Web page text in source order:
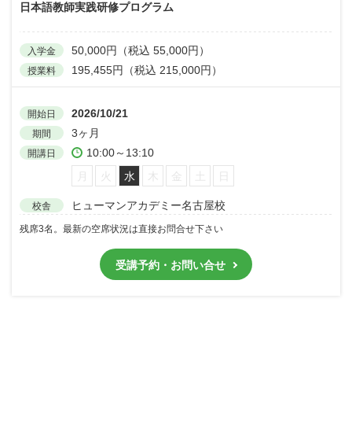
日本語教師実践研修プログラム
入学金 50,000円（税込 55,000円）
授業料 195,455円（税込 215,000円）
開始日 2026/10/21
期間 3ヶ月
開講日
10:00～13:10
月
火 水 木 金 土 日
校舎 ヒューマンアカデミー名古屋校
残席3名。最新の空席状況は直接お問合せ下さい
受講予約・お問い合せ